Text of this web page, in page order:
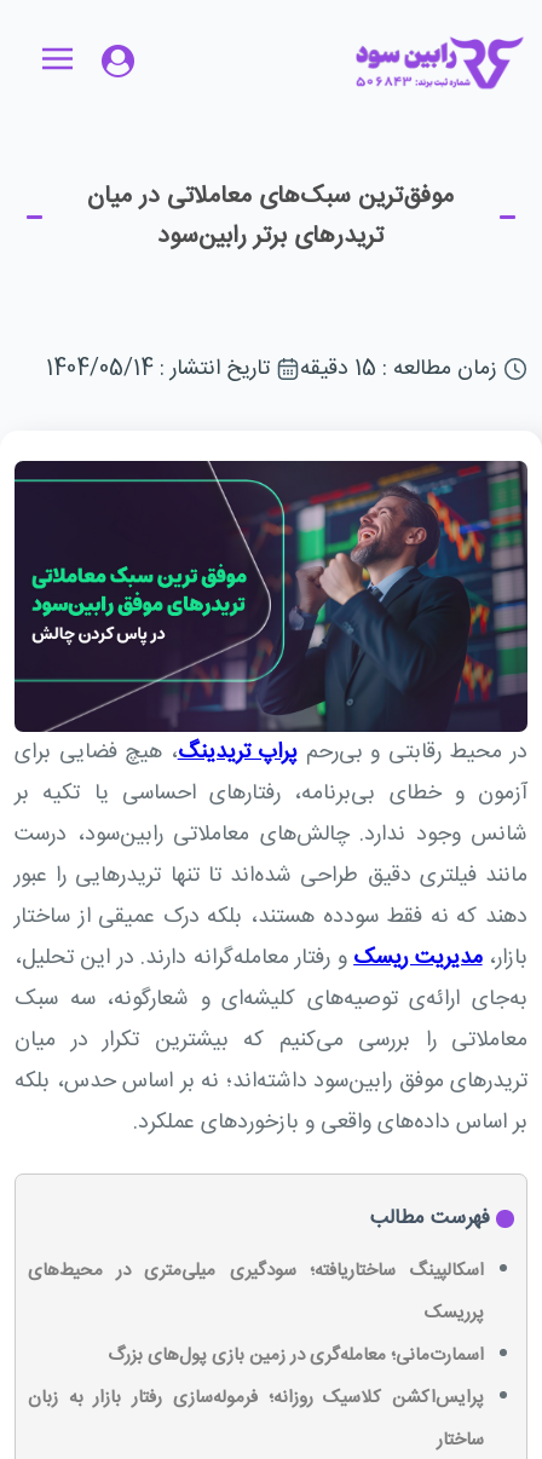
موفق‌ترین سبک‌های معاملاتی در میان
تریدرهای برتر رابین‌سود
زمان مطالعه : 15 دقیقه تاریخ انتشار : 1404/05/14
در محیط رقابتی و بی‌رحم پراپ تریدینگ، هیچ فضایی برای
آزمون و خطای بی‌برنامه، رفتارهای احساسی یا تکیه بر
شانس وجود ندارد. چالش‌های معاملاتی رابین‌سود، درست
مانند فیلتری دقیق طراحی شده‌اند تا تنها تریدرهایی را عبور
دهند که نه فقط سودده هستند، بلکه درک عمیقی از ساختار
بازار،مدیریت ریسکو رفتار معامله‌گرانه دارند. در این تحلیل،
به‌جای ارائه‌ی توصیه‌های کلیشه‌ای و شعارگونه، سه سبک
معاملاتی‌ را بررسی می‌کنیم که بیشترین تکرار در میان
تریدرهای موفق رابین‌سود داشته‌اند؛ نه بر اساس حدس، بلکه
بر اساس داده‌های واقعی و بازخوردهای عملکرد.
فهرست مطالب
اسکالپینگ ساختاریافته؛ سودگیری میلی‌متری در محیط‌های
پرریسک
اسمارت‌مانی؛ معامله‌گری در زمین بازی پول‌های بزرگ
پرایس‌اکشن کلاسیک روزانه؛ فرموله‌سازی رفتار بازار به زبان
ساختار